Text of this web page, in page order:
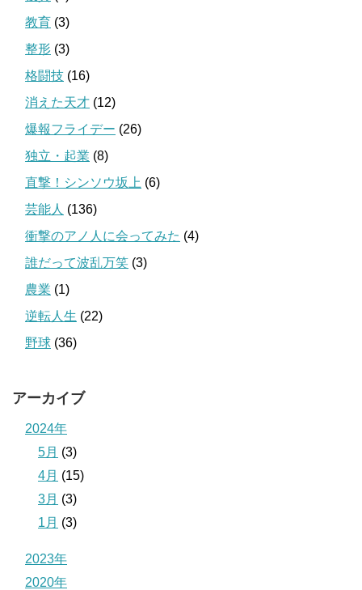
教育 (3)
整形 (3)
格闘技 (16)
消えた天才 (12)
爆報フライデー (26)
独立・起業 (8)
直撃！シンソウ坂上 (6)
芸能人 (136)
衝撃のアノ人に会ってみた (4)
誰だって波乱万笑 (3)
農業 (1)
逆転人生 (22)
野球 (36)
アーカイブ
2024年
5月 (3)
4月 (15)
3月 (3)
1月 (3)
2023年
2020年